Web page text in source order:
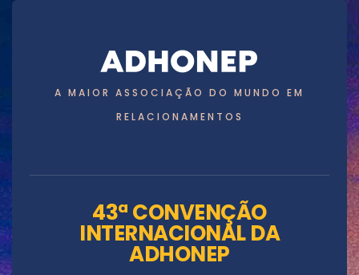
A MAIOR ASSOCIAÇÃO DO MUNDO EM
RELACIONAMENTOS
43ª CONVENÇÃO
INTERNACIONAL DA
ADHONEP